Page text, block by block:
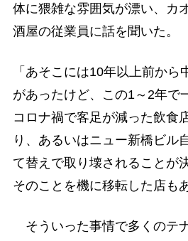
体に猥雑な雰囲気が漂い、カ
酒屋の従業員に話を聞いた。
「あそこには10年以上前から
があったけど、この1～2年で
コロナ禍で客足が減った飲食
り、あるいはニュー新橋ビル
て替えで取り壊されることが
そのことを機に移転した店も
そういった事情で多くのテ